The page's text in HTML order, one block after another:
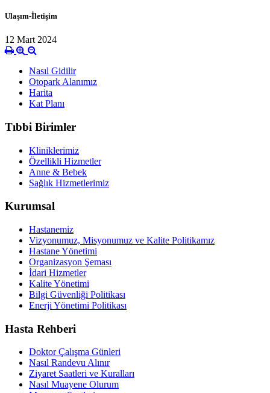
Ulaşım-İletişim
12 Mart 2024
Nasıl Gidilir
Otopark Alanımız
Harita
Kat Planı
Tıbbi Birimler
Kliniklerimiz
Özellikli Hizmetler
Anne & Bebek
Sağlık Hizmetlerimiz
Kurumsal
Hastanemiz
Vizyonumuz, Misyonumuz ve Kalite Politikamız
Hastane Yönetimi
Organizasyon Şeması
İdari Hizmetler
Kalite Yönetimi
Bilgi Güvenliği Politikası
Enerji Yönetimi Politikası
Hasta Rehberi
Doktor Çalışma Günleri
Nasıl Randevu Alınır
Ziyaret Saatleri ve Kuralları
Nasıl Muayene Olurum